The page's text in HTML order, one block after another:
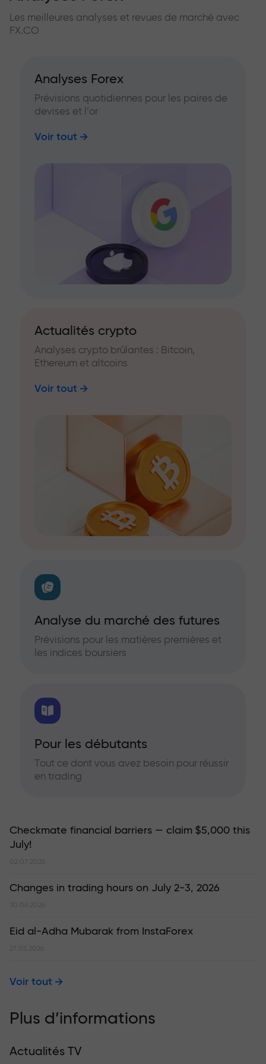
Les meilleures analyses et revues de marché avec
FX.CO
Analyses Forex
Prévisions quotidiennes pour les paires de
devises et l’or
Voir tout
Actualités crypto
Analyses crypto brûlantes : Bitcoin,
Ethereum et altcoins
Voir tout
Analyse du marché des futures
Prévisions pour les matières premières et
les indices boursiers
Pour les débutants
Tout ce dont vous avez besoin pour réussir
en trading
Checkmate financial barriers — claim $5,000 this
July!
02.07.2026
Changes in trading hours on July 2-3, 2026
30.06.2026
Eid al-Adha Mubarak from InstaForex
27.05.2026
Voir tout
Plus d’informations
Actualités TV